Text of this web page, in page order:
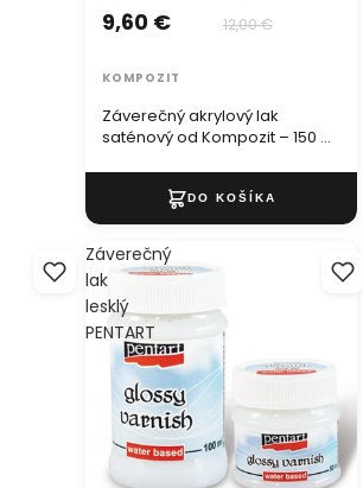
Záverečný akrylový lak
saténový od Kompozit – 150 ml
9,60 € 12,00 €
KOMPOZIT
Záverečný
lak
lesklý
PENTART